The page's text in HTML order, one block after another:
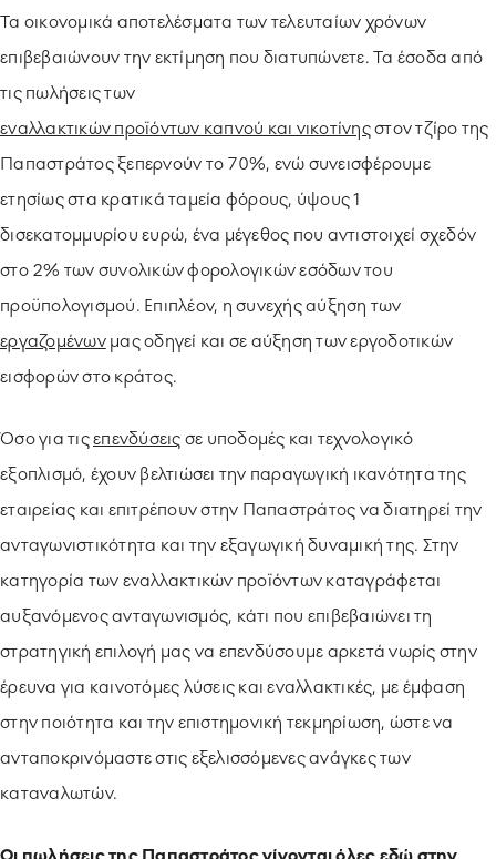
Τα οικονομικά αποτελέσματα των τελευταίων χρόνων
επιβεβαιώνουν την εκτίμηση που διατυπώνετε. Τα έσοδα από
τις πωλήσεις των
εναλλακτικών προϊόντων καπνού και νικοτίνηςστον τζίρο της
Παπαστράτος ξεπερνούν το 70%, ενώ συνεισφέρουμε
ετησίως στα κρατικά ταμεία φόρους, ύψους 1
δισεκατομμυρίου ευρώ, ένα μέγεθος που αντιστοιχεί σχεδόν
στο 2% των συνολικών φορολογικών εσόδων του
προϋπολογισμού. Επιπλέον, η συνεχής αύξηση των
εργαζομένωνμας οδηγεί και σε αύξηση των εργοδοτικών
εισφορών στο κράτος.
Όσο για τιςεπενδύσεις σε υποδομές και τεχνολογικό
εξοπλισμό, έχουν βελτιώσει την παραγωγική ικανότητα της
εταιρείας και επιτρέπουν στην Παπαστράτος να διατηρεί την
ανταγωνιστικότητα και την εξαγωγική δυναμική της. Στην
κατηγορία των εναλλακτικών προϊόντων καταγράφεται
αυξανόμενος ανταγωνισμός, κάτι που επιβεβαιώνει τη
στρατηγική επιλογή μας να επενδύσουμε αρκετά νωρίς στην
έρευνα για καινοτόμες λύσεις και εναλλακτικές, με έμφαση
στην ποιότητα και την επιστημονική τεκμηρίωση, ώστε να
ανταποκρινόμαστε στις εξελισσόμενες ανάγκες των
καταναλωτών.